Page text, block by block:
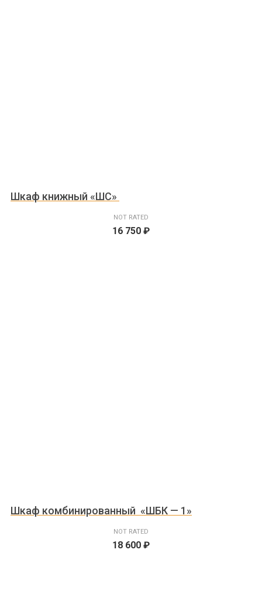
Шкаф книжный «ШС»
NOT RATED
16 750 ₽
Шкаф комбинированный «ШБК — 1»
NOT RATED
18 600 ₽